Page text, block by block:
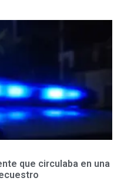
que circulaba en una